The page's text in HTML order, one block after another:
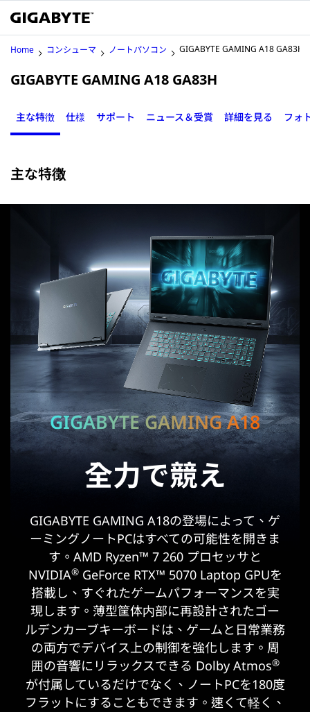
Home コンシューマ ノートパソコン GIGABYTE GAMING A18 GA83H
GIGABYTE GAMING A18 GA83H
主な特徴 仕様 サポート ニュース＆受賞 詳細を見る フォ
主な特徴
GIGABYTE GAMING A18
全力で競え
GIGABYTE GAMING A18の登場によって、ゲ
ーミングノートPCはすべての可能性を開きま
す。AMD Ryzen™ 7 260 プロセッサと
NVIDIA®GeForce RTX™ 5070 Laptop GPUを
搭載し、すぐれたゲームパフォーマンスを実
現します。薄型筐体内部に再設計されたゴー
ルデンカーブキーボードは、ゲームと日常業務
の両方でデバイス上の制御を強化します。周
囲の音響にリラックスできる Dolby Atmos®
が付属しているだけでなく、ノートPCを180度
フラットにすることもできます。速くて軽く、